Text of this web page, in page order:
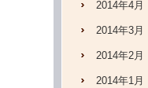
2014年4月
2014年3月
2014年2月
2014年1月